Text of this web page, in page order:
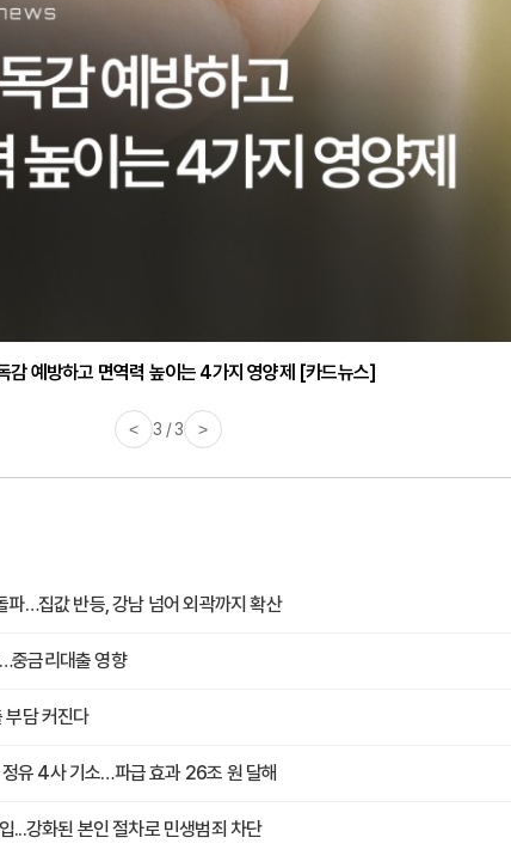
감 예방하고 면역력 높이는 4가지 영양제 [카드뉴스]
< 3 / 3 >
…집값 반등, 강남 넘어 외곽까지 확산
중금리대출 영향
부담 커진다
정유 4사 기소…파급 효과 26조 원 달해
...강화된 본인 절차로 민생범죄 차단